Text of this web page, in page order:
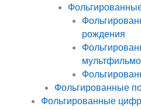
рождения
Фольгированные
Фольгированные